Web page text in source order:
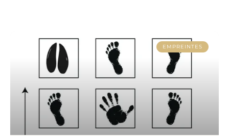
EMPREINTES